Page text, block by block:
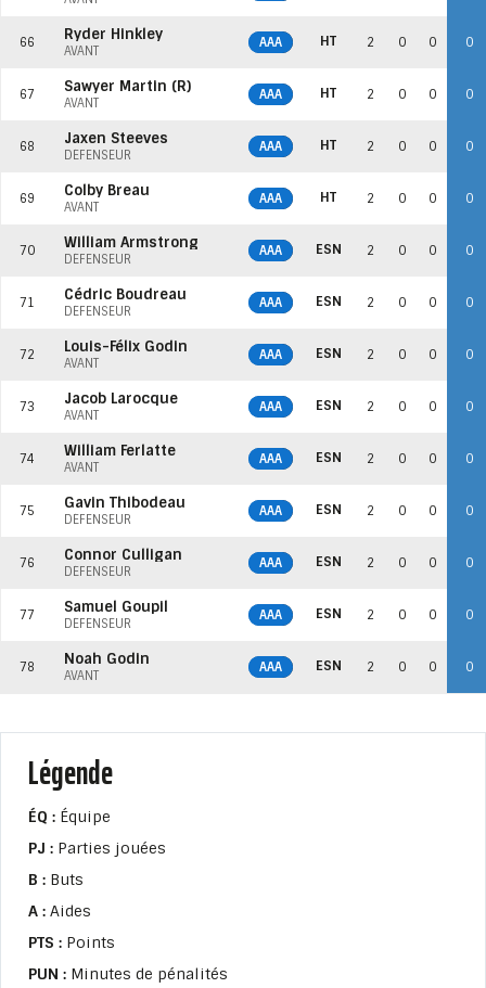
66 Ryder Hinkley
AVANT
AAA HT 2 0 0 0
67 Sawyer Martin (R)
AVANT
AAA HT 2 0 0 0
68 Jaxen Steeves
DÉFENSEUR
AAA HT 2 0 0 0
69 Colby Breau
AVANT
AAA HT 2 0 0 0
70 William Armstrong
DÉFENSEUR
AAA ESN 2 0 0 0
71 Cédric Boudreau
DÉFENSEUR
AAA ESN 2 0 0 0
72 Louis-Félix Godin
AVANT
AAA ESN 2 0 0 0
73 Jacob Larocque
AVANT
AAA ESN 2 0 0 0
74 William Ferlatte
AVANT
AAA ESN 2 0 0 0
75 Gavin Thibodeau
DÉFENSEUR
AAA ESN 2 0 0 0
76 Connor Culligan
DÉFENSEUR
AAA ESN 2 0 0 0
77 Samuel Goupil
DÉFENSEUR
AAA ESN 2 0 0 0
78 Noah Godin
AVANT
AAA ESN 2 0 0 0
Légende
ÉQ : Équipe
PJ : Parties jouées
B : Buts
A : Aides
PTS : Points
PUN : Minutes de pénalités